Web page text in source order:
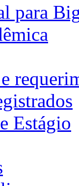
para
Estágio